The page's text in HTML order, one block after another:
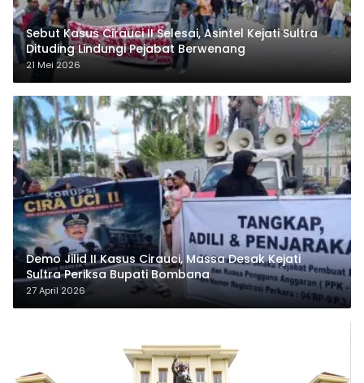
Sebut Kasus Cirauci II Selesai, Asintel Kejati Sultra
Dituding Lindungi Pejabat Berwenang
21 Mei 2026
Demo Jilid II Kasus Cirauci, Massa Desak Kejati
Sultra Periksa Bupati Bombana
27 April 2026